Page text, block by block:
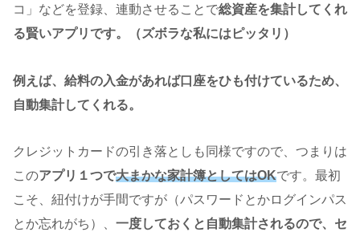
コ」などを登録、連動させることで総資産を集計してくれ
る賢いアプリです。（ズボラな私にはピッタリ）
例えば、給料の入金があれば口座をひも付けているため、
自動集計してくれる。
クレジットカードの引き落としも同様ですので、つまりは
このアプリ１つで大まかな家計簿としてはOKです。最初
こそ、紐付けが手間ですが（パスワードとかログインパス
とか忘れがち）、 一度しておくと自動集計されるので、セ